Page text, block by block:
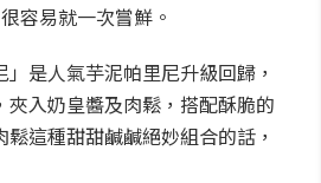
容易就一次嘗鮮。
」是人氣芋泥帕里尼升級回歸，
夾入奶皇醬及肉鬆，搭配酥脆的
這種甜甜鹹鹹絕妙組合的話，